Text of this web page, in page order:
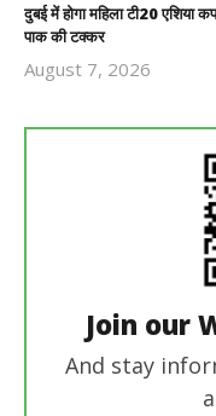
दुबई में होगा महिला टी20 एशिया
पाक की टक्कर
August 7, 2026
Join our
And stay